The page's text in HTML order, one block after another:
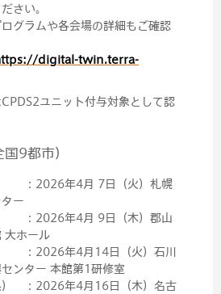
さい。
や各会場の詳細もご確認
digital-twin.terra-
ユニット付与対象として認
9都市）
：2026年4月 7日（火）札幌
ー
：2026年4月 9日（木）郡山
大ホール
：2026年4月14日（火）石川
ンター 本館第1研修室
） ：2026年4月16日（木）名古